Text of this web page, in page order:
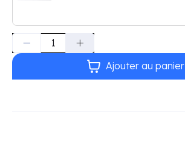
Quantité :
Ajouter au panier